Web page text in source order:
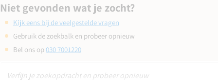
Niet gevonden wat je zocht?
Kijk eens bij de veelgestelde vragen
Gebruik de zoekbalk en probeer opnieuw
Bel ons op 030 7001220